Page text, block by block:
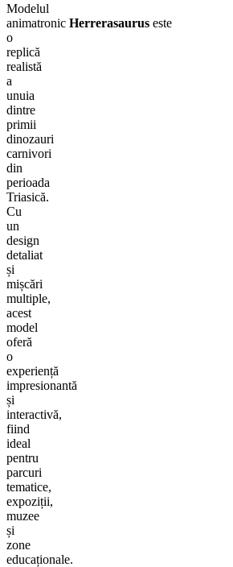
Modelul
animatronic Herrerasaurus este
o
replică
realistă
a
unuia
dintre
primii
dinozauri
carnivori
din
perioada
Triasică.
Cu
un
design
detaliat
și
mișcări
multiple,
acest
model
oferă
o
experiență
impresionantă
și
interactivă,
fiind
ideal
pentru
parcuri
tematice,
expoziții,
muzee
și
zone
educaționale.